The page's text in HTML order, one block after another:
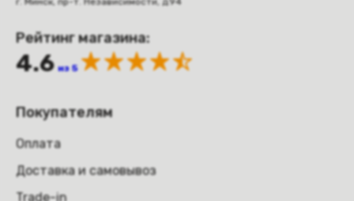
Рейтинг магазина:
4.6 из 5
Покупателям
Оплата
Доставка и самовывоз
Trade-in